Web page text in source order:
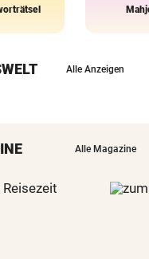
Alle Anzeigen
Alle Magazine